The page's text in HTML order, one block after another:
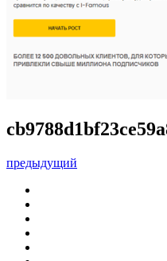
предыдущий